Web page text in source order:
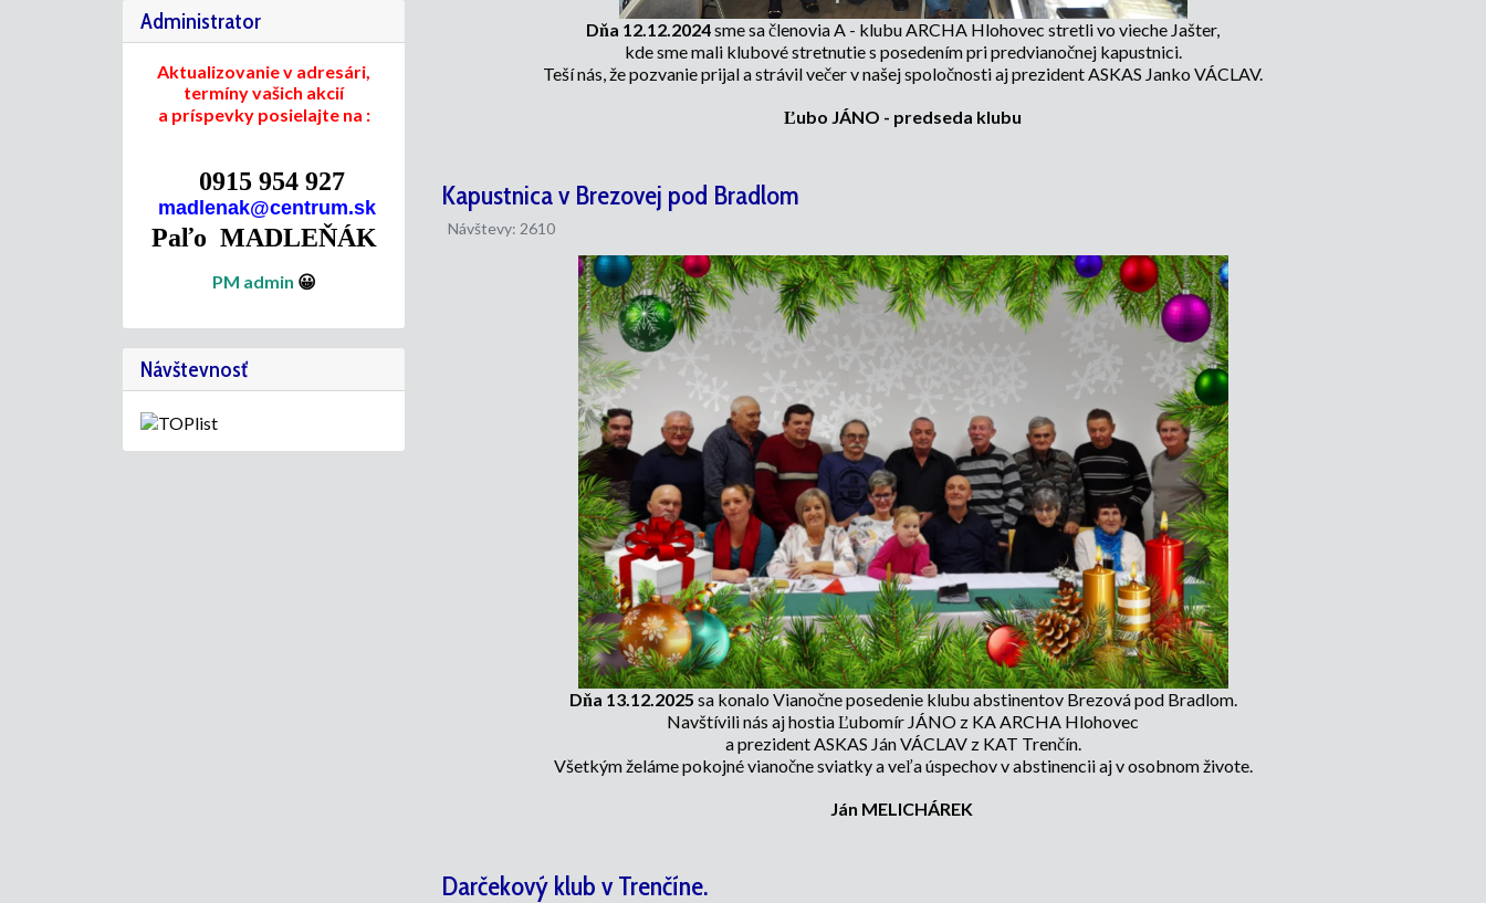
Dňa 12.12.2024sme sa členovia A - klubu ARCHA Hlohovec stretli vo vieche Jašter,
kde sme mali klubové stretnutie s posedením pri predvianočnej kapustnici.
Teší nás, že pozvanie prijal a strávil večer v našej spoločnosti aj prezident ASKAS Janko VÁCLAV.
Ľubo JÁNO - predseda klubu
Kapustnica v Brezovej pod Bradlom
Návštevy: 2610
Dňa 13.12.2025 sa konalo Vianočne posedenie klubu abstinentov Brezová pod Bradlom.
Navštívili nás aj hostia Ľubomír JÁNO z KA ARCHA Hlohovec
a prezident ASKAS Ján VÁCLAV z KAT Trenčín.
Všetkým želáme pokojné vianočne sviatky a veľa úspechov v abstinencii aj v osobnom živote.
Ján MELICHÁREK
Darčekový klub v Trenčíne.
Administrator
Aktualizovanie v adresári,
termíny vašich akcií
a príspevky posielajte na :
0915 954 927
madlenak@centrum.sk
Paľo MADLEŇÁK
PM admin 😀
Návštevnosť